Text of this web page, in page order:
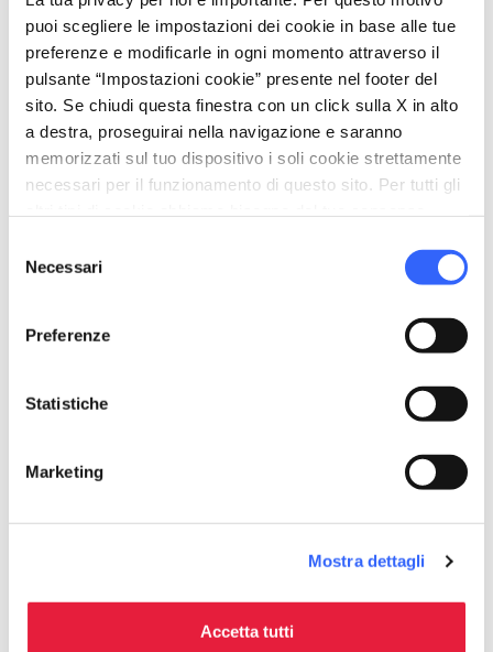
puoi scegliere le impostazioni dei cookie in base alle tue
preferenze e modificarle in ogni momento attraverso il
pulsante “Impostazioni cookie” presente nel footer del
sito. Se chiudi questa finestra con un click sulla X in alto
a destra, proseguirai nella navigazione e saranno
memorizzati sul tuo dispositivo i soli cookie strettamente
necessari per il funzionamento di questo sito. Per tutti gli
delNecessari
Preferenze
Statistiche
Marketing
Mostra dettagli
Accetta tutti
Aria condizionata
Asciugacapelli
Bollitore/macchina da caffè
Frigo Bar
Riscaldamento
Tv in camera
Francese
Italiano
Biciclette con seggiolini e caschi (su richiesta)
Culle e letti con spondine
Merenda al rientro dall'escursione
Punto info per le escursioni in bici
Ricovero sicuro per le bici